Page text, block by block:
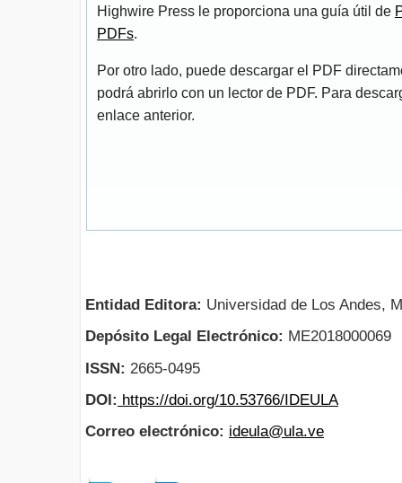
Highwire Press le proporciona una guía útil de
PDFs.
Por otro lado, puede descargar el PDF
podrá abrirlo con un lector de PDF. Para
enlace anterior.
Entidad Editora: Universidad de Los Andes,
Depósito Legal Electrónico: ME2018000069
ISSN: 2665-0495
DOI: https://doi.org/10.53766/IDEULA
Correo electrónico: ideula@ula.ve